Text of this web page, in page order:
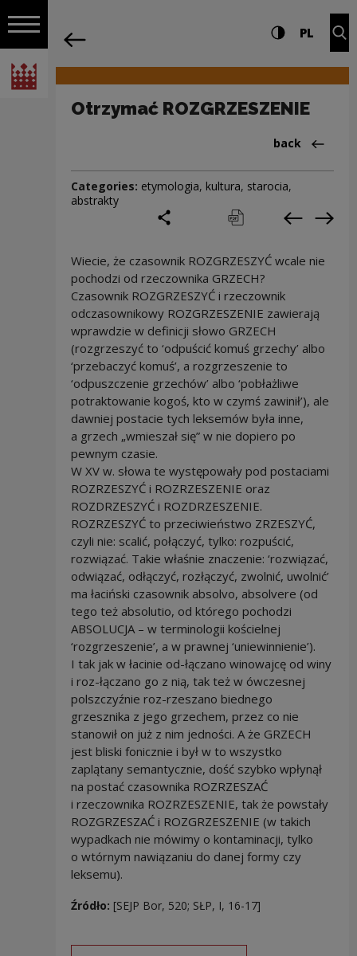
Open navigation
National Centre for Culture Poland
Navigation Settings and search
High contrast
PL
Otrzymać ROZGRZESZENIE
Back
back
Categories: etymologia, kultura, starocia,
abstrakty
print pobierz Previous
Wiecie, że czasownik ROZGRZESZYĆ wcale nie
pochodzi od rzeczownika GRZECH?
Czasownik ROZGRZESZYĆ i rzeczownik
odczasownikowy ROZGRZESZENIE zawierają
wprawdzie w definicji słowo GRZECH
(rozgrzeszyć to ‘odpuścić komuś grzechy’ albo
‘przebaczyć komuś’, a rozgrzeszenie to
‘odpuszczenie grzechów’ albo ‘pobłażliwe
potraktowanie kogoś, kto w czymś zawinił’), ale
dawniej postacie tych leksemów była inne,
a grzech „wmieszał się” w nie dopiero po
pewnym czasie.
W XV w. słowa te występowały pod postaciami
ROZRZESZYĆ i ROZRZESZENIE oraz
ROZDRZESZYĆ i ROZDRZESZENIE.
ROZRZESZYĆ to przeciwieństwo ZRZESZYĆ,
czyli nie: scalić, połączyć, tylko: rozpuścić,
rozwiązać. Takie właśnie znaczenie: ‘rozwiązać,
odwiązać, odłączyć, rozłączyć, zwolnić, uwolnić’
ma łaciński czasownik absolvo, absolvere (od
tego też absolutio, od którego pochodzi
ABSOLUCJA – w terminologii kościelnej
‘rozgrzeszenie’, a w prawnej ‘uniewinnienie’).
I tak jak w łacinie od-łączano winowajcę od winy
i roz-łączano go z nią, tak też w ówczesnej
polszczyźnie roz-rzeszano biednego
grzesznika z jego grzechem, przez co nie
stanowił on już z nim jedności. A że GRZECH
jest bliski fonicznie i był w to wszystko
zaplątany semantycznie, dość szybko wpłynął
na postać czasownika ROZRZESZAĆ
i rzeczownika ROZRZESZENIE, tak że powstały
ROZGRZESZAĆ i ROZGRZESZENIE (w takich
wypadkach nie mówimy o kontaminacji, tylko
o wtórnym nawiązaniu do danej formy czy
leksemu).
Źródło: [SEJP Bor, 520; SŁP, I, 16-17]